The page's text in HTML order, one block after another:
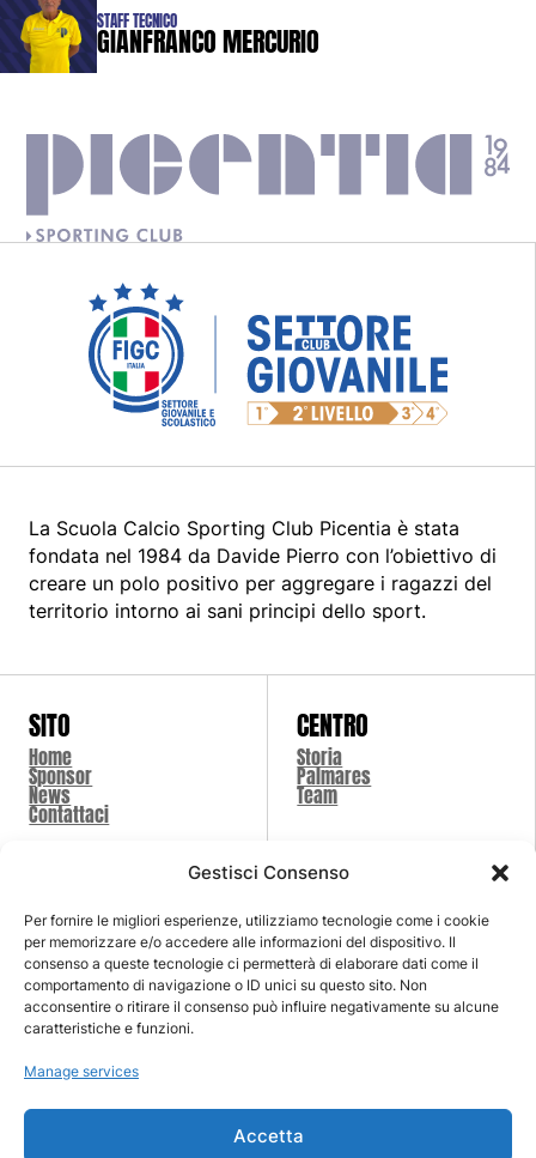
Gestisci Consenso
Per fornire le migliori esperienze, utilizziamo tecnologie come i cookie
per memorizzare e/o accedere alle informazioni del dispositivo. Il
consenso a queste tecnologie ci permetterà di elaborare dati come il
comportamento di navigazione o ID unici su questo sito. Non
acconsentire o ritirare il consenso può influire negativamente su alcune
caratteristiche e funzioni.
Manage services
Accetta
GIANFRANCO MERCURIO
STAFF TECNICO
La Scuola Calcio Sporting Club Picentia è stata
fondata nel 1984 da Davide Pierro con l’obiettivo di
creare un polo positivo per aggregare i ragazzi del
territorio intorno ai sani principi dello sport.
SITO
Home
Sponsor
News
Contattaci
CENTRO
Storia
Palmares
Team
Classi
Summer Camp
Insieme Con Lo Sport
Shop
Carrello
Pagamento
LEGALI
Dichiarazione sulla